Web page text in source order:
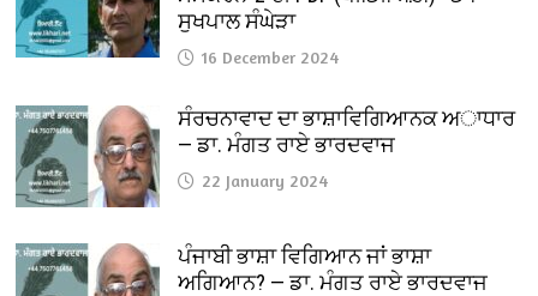
ਸੁਖਪਾਲ ਸੰਘੇੜਾ
16 December 2024
ਸੰਰਚਨਾਵਾਦ ਦਾ ਭਾਸ਼ਾਵਿਗਿਆਨਕ ਅਾਧਾਰ
— ਡਾ. ਮੰਗਤ ਰਾਏ ਭਾਰਦਵਾਜ
22 January 2024
ਪੰਜਾਬੀ ਭਾਸ਼ਾ ਵਿਗਿਆਨ ਜਾਂ ਭਾਸ਼ਾ
ਅਗਿਆਨ? — ਡਾ. ਮੰਗਤ ਰਾਏ ਭਾਰਦਵਾਜ